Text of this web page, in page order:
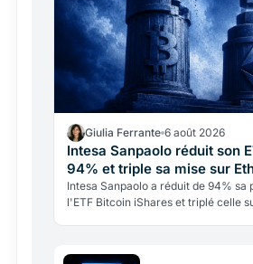
Giulia Ferrante 6 août 2026
Intesa Sanpaolo réduit son
94% et triple sa mise sur
Intesa Sanpaolo a réduit de 94% sa
l'ETF Bitcoin iShares et triplé celle